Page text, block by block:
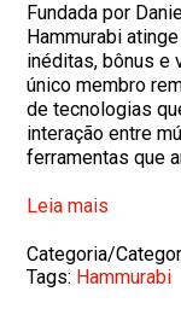
Fundada por
Hammurabi
inéditas, bônus e
único membro
de tecnologias
interação entre
ferramentas que
Leia mais
Categoria/
Tags: Hammurabi